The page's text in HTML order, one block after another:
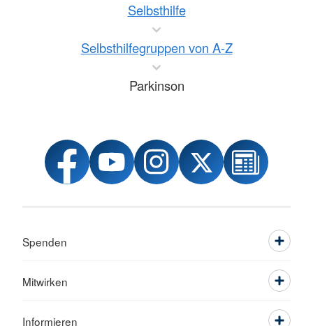
Selbsthilfe
Selbsthilfegruppen von A-Z
Parkinson
Spenden
Mitwirken
Informieren